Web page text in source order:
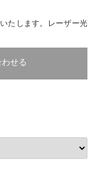
いたします。レーザー光
せる